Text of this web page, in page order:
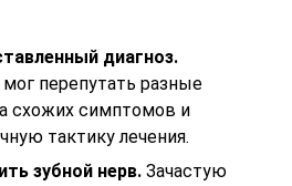
диагноз.
перепутать разные
схожих симптомов и
тактику лечения.
зубной нерв. Зачастую